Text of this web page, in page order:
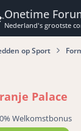
Onetime
Nederland's grootste
op Sport
Palace
Welkomstbonus